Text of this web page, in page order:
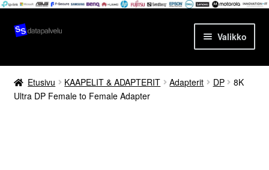
Siirry
Siirry
Valikko
Etusivu
Tuotteet
Etusivu KAAPELIT & ADAPTERIT Adapterit DP
8K
Ultra DP Female to Female Adapter